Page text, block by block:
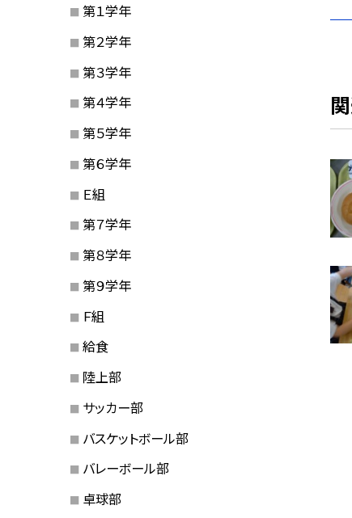
第１学年
第２学年
第３学年
第４学年
第５学年
第６学年
Ｅ組
第７学年
第８学年
第９学年
Ｆ組
給食
陸上部
サッカー部
バスケットボール部
バレーボール部
卓球部